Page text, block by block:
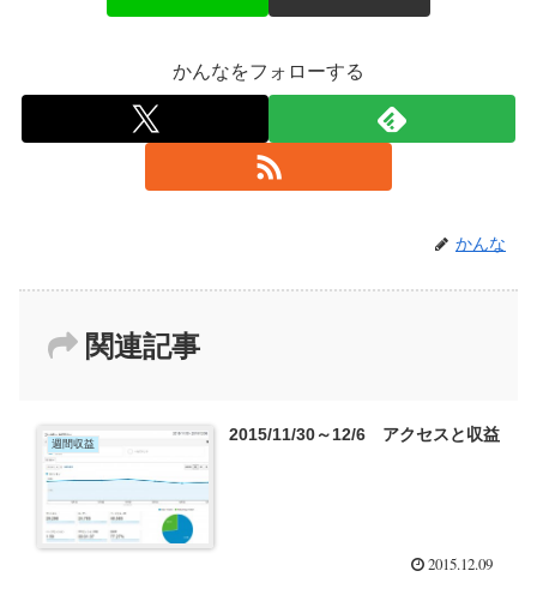
かんなをフォローする
かんな
関連記事
週間収益 2015/11/30～12/6 アクセスと収益
2015.12.09